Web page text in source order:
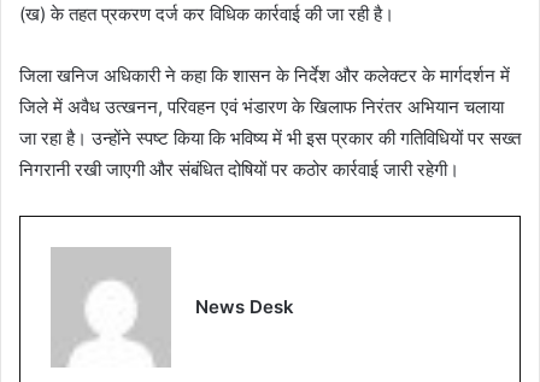
(ख) के तहत प्रकरण दर्ज कर विधिक कार्रवाई की जा रही है।
जिला खनिज अधिकारी ने कहा कि शासन के निर्देश और कलेक्टर के मार्गदर्शन में
जिले में अवैध उत्खनन, परिवहन एवं भंडारण के खिलाफ निरंतर अभियान चलाया
जा रहा है। उन्होंने स्पष्ट किया कि भविष्य में भी इस प्रकार की गतिविधियों पर सख्त
निगरानी रखी जाएगी और संबंधित दोषियों पर कठोर कार्रवाई जारी रहेगी।
News Desk